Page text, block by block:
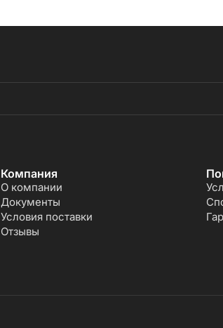
Компания
О компании
Документы
Условия поставки
Отзывы